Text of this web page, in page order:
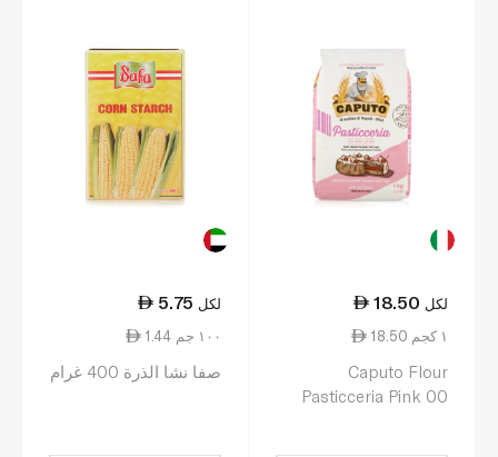
18.50 لكل
18.50 ١ كجم
Caputo Flour
Pasticceria Pink 00
5.75 لكل
1.44 ١٠٠ جم
صفا نشا الذرة 400 غرام